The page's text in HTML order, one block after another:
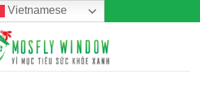
Vietnamese